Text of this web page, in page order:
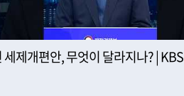
제개편안, 무엇이 달라지나? |